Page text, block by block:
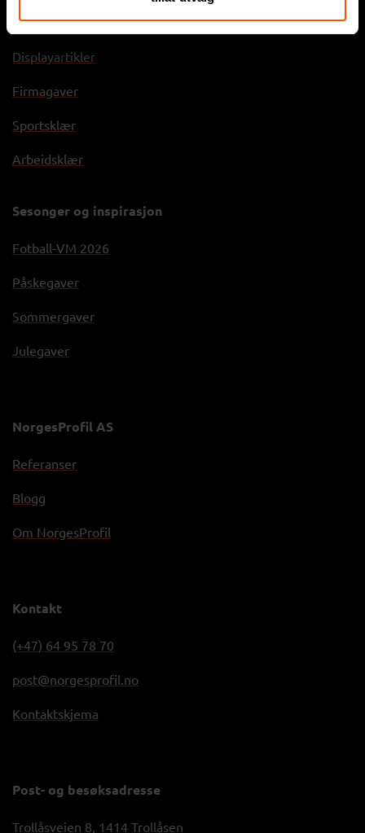
Profilartikler
Displayartikler
Firmagaver
Sportsklær
Arbeidsklær
Sesonger og inspirasjon
Fotball-VM 2026
Påskegaver
Sommergaver
Julegaver
NorgesProfil AS
Referanser
Blogg
Om NorgesProfil
Kontakt
(+47) 64 95 78 70
post@norgesprofil.no
Kontaktskjema
Post- og besøksadresse
Trollåsveien 8, 1414 Trollåsen